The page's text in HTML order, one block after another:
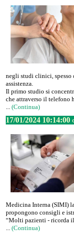
negli studi clinici,
assistenza.
Il primo studio si
che attraverso il telefono
... (Continua)
17/01/2024 10:14:00
Medicina Interna (SIMI)
propongono consigli e
“Molti pazienti - ricorda
... (Continua)